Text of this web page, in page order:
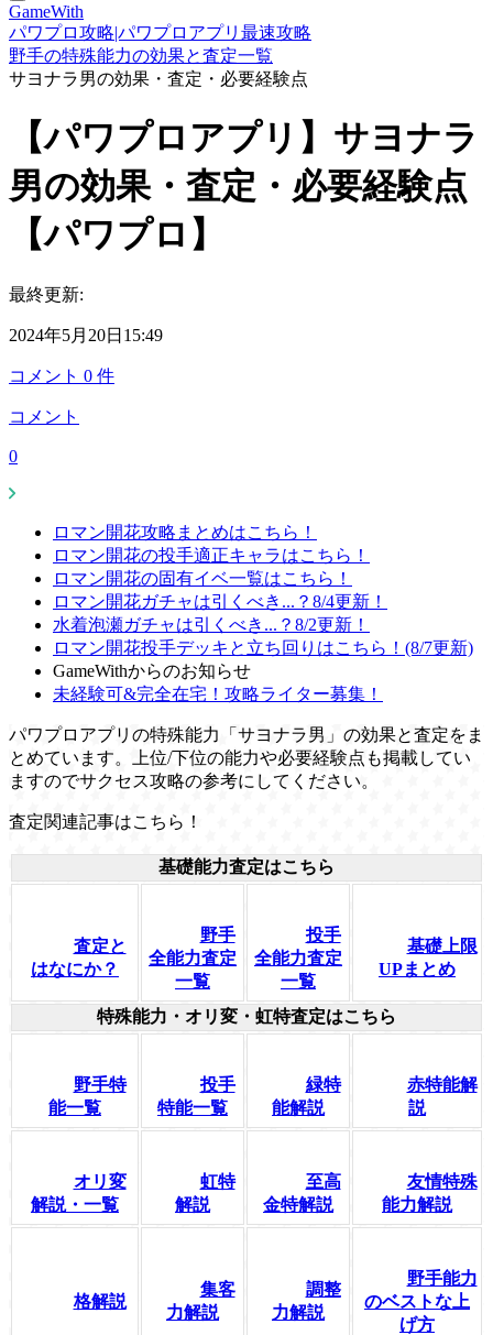
GameWith
パワプロ攻略|パワプロアプリ最速攻略
野手の特殊能力の効果と査定一覧
サヨナラ男の効果・査定・必要経験点
【パワプロアプリ】サヨナラ
男の効果・査定・必要経験点
【パワプロ】
最終更新:
2024年5月20日15:49
コメント 0 件
コメント
0
ロマン開花攻略まとめはこちら！
ロマン開花の投手適正キャラはこちら！
ロマン開花の固有イベ一覧はこちら！
ロマン開花ガチャは引くべき...？8/4更新！
水着泡瀬ガチャは引くべき...？8/2更新！
ロマン開花投手デッキと立ち回りはこちら！(8/7更新)
GameWithからのお知らせ
未経験可&完全在宅！攻略ライター募集！
パワプロアプリの特殊能力「サヨナラ男」の効果と査定をま
とめています。上位/下位の能力や必要経験点も掲載してい
ますのでサクセス攻略の参考にしてください。
査定関連記事はこちら！
基礎能力査定はこちら
査定と
はなにか？
野手
全能力査定
一覧
投手
全能力査定
一覧
基礎上限
UPまとめ
特殊能力・オリ変・虹特査定はこちら
野手特
能一覧
投手
特能一覧
緑特
能解説
赤特能解
説
オリ変
解説・一覧
虹特
解説
至高
金特解説
友情特殊
能力解説
格解説
集客
力解説
調整
力解説
野手能力
のベストな上
げ方